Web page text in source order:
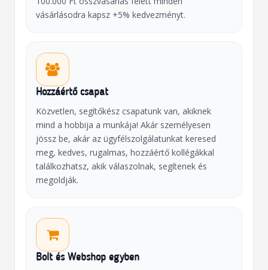
vásárlásodra kapsz +5% kedvezményt.
Hozzáértő csapat
Közvetlen, segítőkész csapatunk van, akiknek
mind a hobbija a munkája! Akár személyesen
jössz be, akár az ügyfélszolgálatunkat keresed
meg, kedves, rugalmas, hozzáértő kollégákkal
találkozhatsz, akik válaszolnak, segítenek és
megoldják.
Bolt és Webshop egyben